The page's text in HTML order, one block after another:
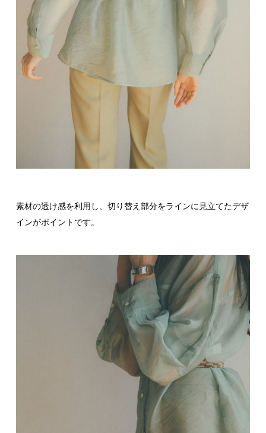
素材の透け感を利用し、切り替え部分をラインに見立てたデザ
インがポイントです。